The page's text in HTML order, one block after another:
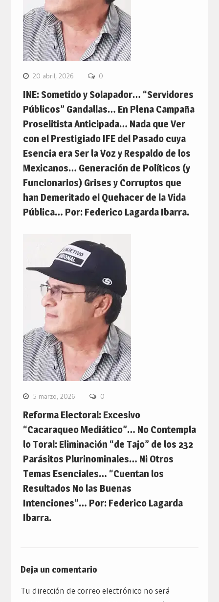
20 abril, 2026 0
INE: Sometido y Solapador… “Servidores
Públicos” Gandallas… En Plena Campaña
Proselitista Anticipada… Nada que Ver
con el Prestigiado IFE del Pasado cuya
Esencia era Ser la Voz y Respaldo de los
Mexicanos… Generación de Políticos (y
Funcionarios) Grises y Corruptos que
han Demeritado el Quehacer de la Vida
Pública… Por: Federico Lagarda Ibarra.
5 marzo, 2026 0
Reforma Electoral: Excesivo
“Cacaraqueo Mediático”… No Contempla
lo Toral: Eliminación “de Tajo” de los 232
Parásitos Plurinominales… Ni Otros
Temas Esenciales… “Cuentan los
Resultados No las Buenas
Intenciones”… Por: Federico Lagarda
Ibarra.
Deja un comentario
Tu dirección de correo electrónico no será